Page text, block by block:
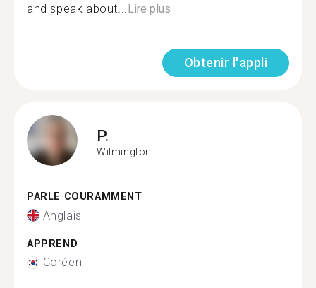
and speak about...Lire plus
Obtenir l'appli
P.
Wilmington
PARLE COURAMMENT
Anglais
APPREND
Coréen